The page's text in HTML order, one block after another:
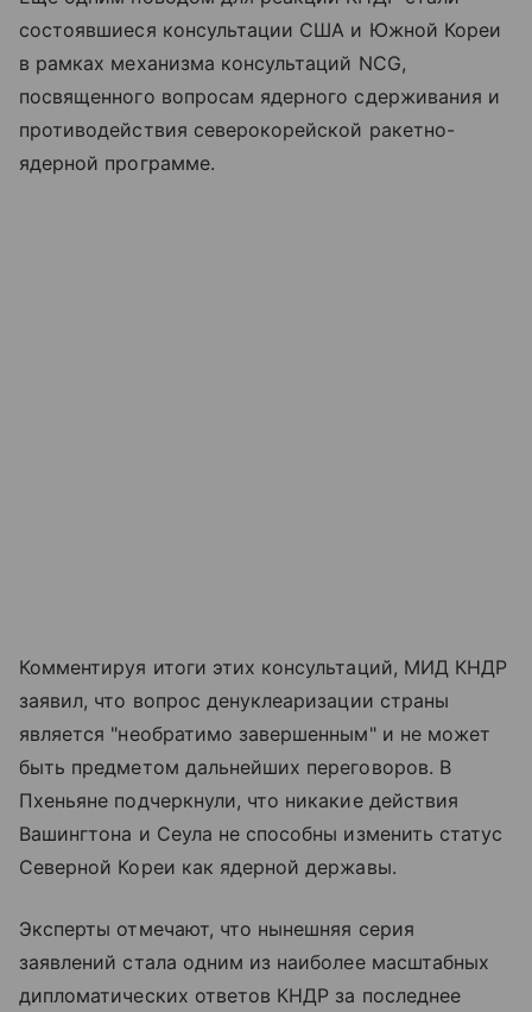
состоявшиеся консультации США и Южной Кореи
в рамках механизма консультаций NCG,
посвященного вопросам ядерного сдерживания и
противодействия северокорейской ракетно-
ядерной программе.
Комментируя итоги этих консультаций, МИД КНДР
заявил, что вопрос денуклеаризации страны
является "необратимо завершенным" и не может
быть предметом дальнейших переговоров. В
Пхеньяне подчеркнули, что никакие действия
Вашингтона и Сеула не способны изменить статус
Северной Кореи как ядерной державы.
Эксперты отмечают, что нынешняя серия
заявлений стала одним из наиболее масштабных
дипломатических ответов КНДР за последнее